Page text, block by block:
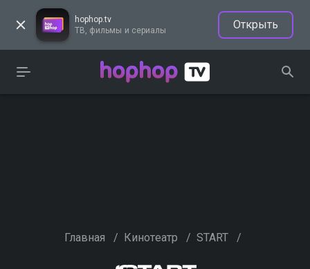
hophop.tv
ТВ, фильмы и сериалы
Открыть
Главная / Кинотеатр / START /